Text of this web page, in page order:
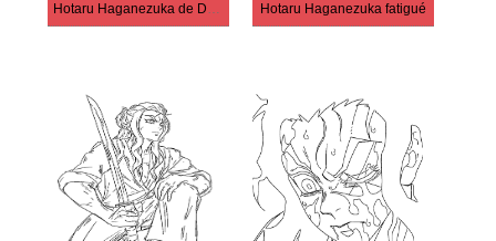
Hotaru Haganezuka de Demon Slayer Hotaru Haganezuka fatigué